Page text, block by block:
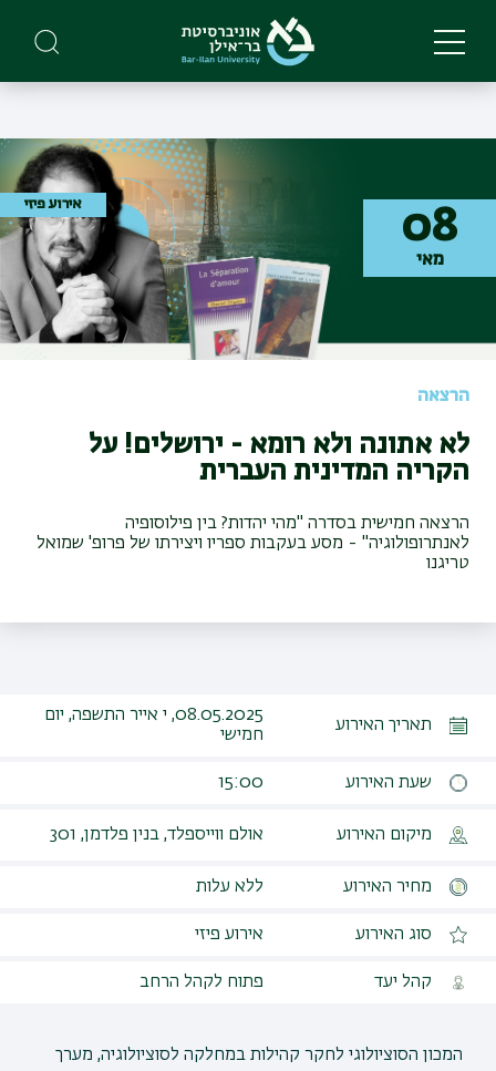
main
08
מאי
אירוע פיזי
הרצאה
לא אתונה ולא רומא - ירושלים! על
הקריה המדינית העברית
הרצאה חמישית בסדרה "מהי יהדות? בין פילוסופיה
לאנתרופולוגיה" - מסע בעקבות ספריו ויצירתו של פרופ' שמואל
טריגנו
תאריך האירוע
08.05.2025, י אייר התשפה, יום
חמישי
שעת האירוע 15:00
מיקום האירוע אולם ווייספלד, בנין פלדמן, 301
מחיר האירוע ללא עלות
סוג האירוע אירוע פיזי
קהל יעד פתוח לקהל הרחב
המכון הסוציולוגי לחקר קהילות במחלקה לסוציולוגיה, מערך